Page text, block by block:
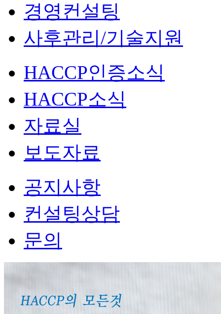
경영컨설팅
사후관리/기술지원
HACCP인증소식
HACCP소식
자료실
보도자료
공지사항
컨설팅상담
문의